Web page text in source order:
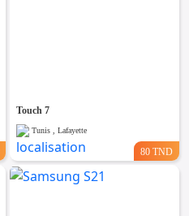
Touch 7
Tunis , Lafayette
80 TND